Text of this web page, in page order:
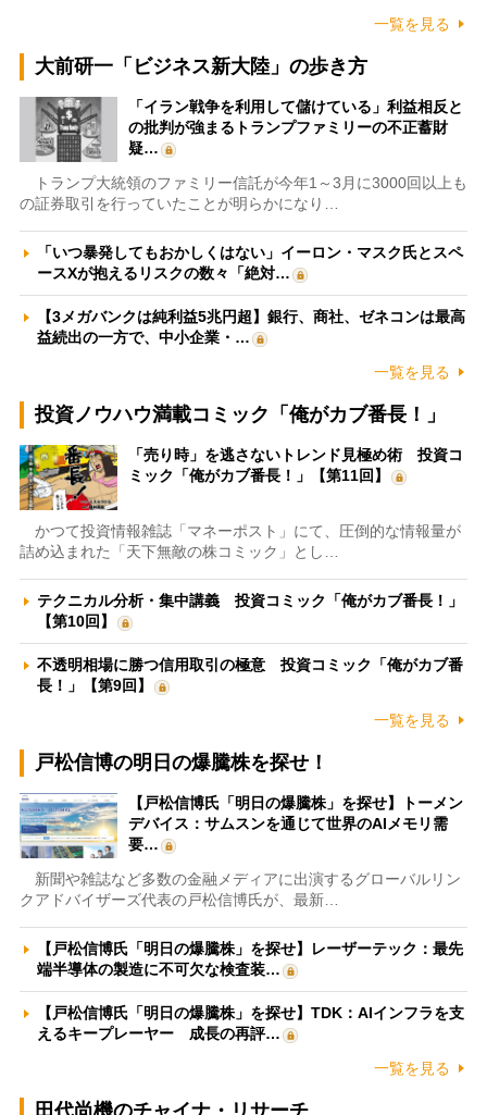
一覧を見る
大前研一「ビジネス新大陸」の歩き方
「イラン戦争を利用して儲けている」利益相反と
の批判が強まるトランプファミリーの不正蓄財
疑…
トランプ大統領のファミリー信託が今年1～3月に3000回以上も
の証券取引を行っていたことが明らかになり…
「いつ暴発してもおかしくはない」イーロン・マスク氏とスペ
ースXが抱えるリスクの数々「絶対…
【3メガバンクは純利益5兆円超】銀行、商社、ゼネコンは最高
益続出の一方で、中小企業・…
一覧を見る
投資ノウハウ満載コミック「俺がカブ番長！」
「売り時」を逃さないトレンド見極め術 投資コ
ミック「俺がカブ番長！」【第11回】
かつて投資情報雑誌「マネーポスト」にて、圧倒的な情報量が
詰め込まれた「天下無敵の株コミック」とし…
テクニカル分析・集中講義 投資コミック「俺がカブ番長！」
【第10回】
不透明相場に勝つ信用取引の極意 投資コミック「俺がカブ番
長！」【第9回】
一覧を見る
戸松信博の明日の爆騰株を探せ！
【戸松信博氏「明日の爆騰株」を探せ】トーメン
デバイス：サムスンを通じて世界のAIメモリ需
要…
新聞や雑誌など多数の金融メディアに出演するグローバルリン
クアドバイザーズ代表の戸松信博氏が、最新…
【戸松信博氏「明日の爆騰株」を探せ】レーザーテック：最先
端半導体の製造に不可欠な検査装…
【戸松信博氏「明日の爆騰株」を探せ】TDK：AIインフラを支
えるキープレーヤー 成長の再評…
一覧を見る